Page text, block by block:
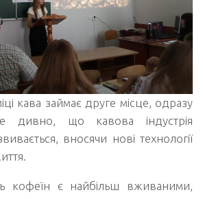
кава займає друге місце, одразу
дивно, що кавова індустрія
вносячи нові технології
кофеїн є найбільш вживаними,